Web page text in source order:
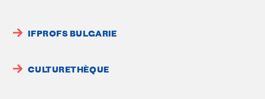
IFPROFS BULGARIE
CULTURETHÈQUE